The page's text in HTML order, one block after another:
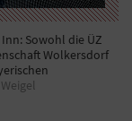
Sowohl die ÜZ
Wolkersdorf